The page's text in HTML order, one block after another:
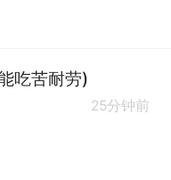
吃苦耐劳)
25分钟前